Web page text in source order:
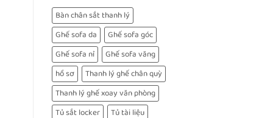
Bàn chân sắt thanh lý
Ghế sofa da
Ghế sofa góc
Ghế sofa nỉ
Ghế sofa văng
hồ sơ
Thanh lý ghế chân quỳ
Thanh lý ghế xoay văn phòng
Tủ sắt locker
Tủ tài liệu